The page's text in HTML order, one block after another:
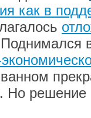
как в
Поднимался
Но решение